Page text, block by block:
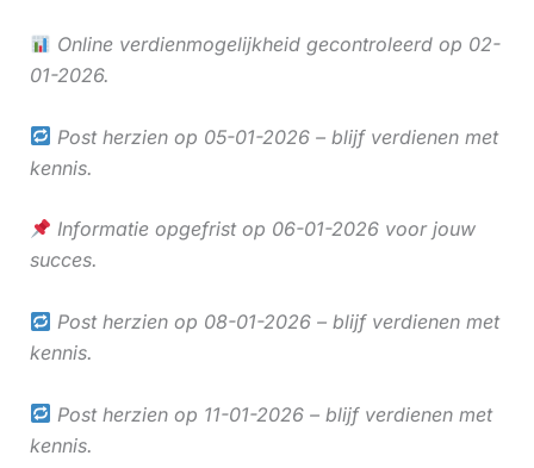
Online verdienmogelijkheid gecontroleerd op 02-
01-2026.
Post herzien op 05-01-2026 – blijf verdienen met
kennis.
Informatie opgefrist op 06-01-2026 voor jouw
succes.
Post herzien op 08-01-2026 – blijf verdienen met
kennis.
Post herzien op 11-01-2026 – blijf verdienen met
kennis.